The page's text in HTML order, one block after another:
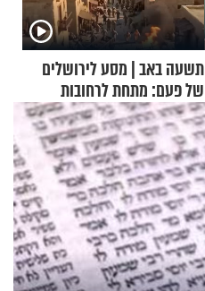
תשעה באב | מסע לירושלים
של פעם: מתחת לרחובות
ירושלים